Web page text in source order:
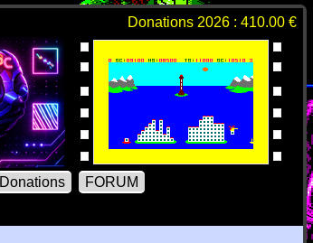
Donations 2026 : 410.00 €
Donations
FORUM